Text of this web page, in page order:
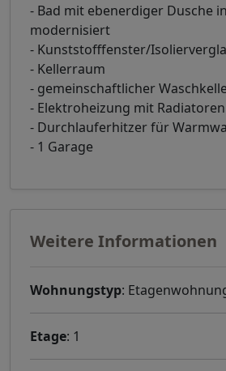
- Bad mit ebenerdiger Dusche
modernisiert
- Kunststofffenster/
- Kellerraum
- gemeinschaftlicher
- Elektroheizung mit Radiatoren
- Durchlauferhitzer für
- 1 Garage
Weitere Informationen
Wohnungstyp:
Etage: 1